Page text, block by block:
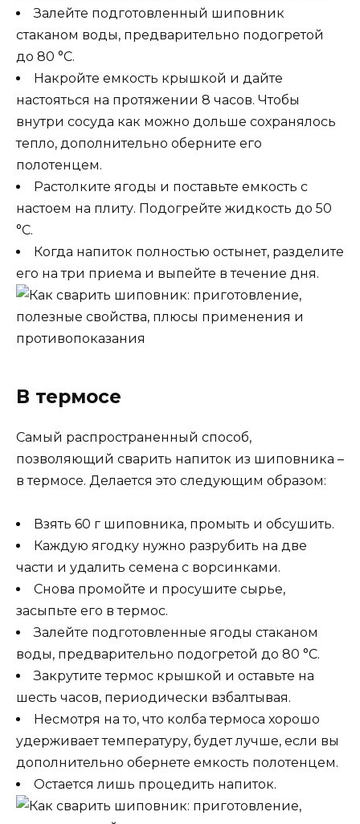
Залейте подготовленный шиповник
стаканом воды, предварительно подогретой
до 80 °C.
Накройте емкость крышкой и дайте
настояться на протяжении 8 часов. Чтобы
внутри сосуда как можно дольше сохранялось
тепло, дополнительно оберните его
полотенцем.
Растолките ягоды и поставьте емкость с
настоем на плиту. Подогрейте жидкость до 50
°C.
Когда напиток полностью остынет, разделите
его на три приема и выпейте в течение дня.
В термосе
Самый распространенный способ,
позволяющий сварить напиток из шиповника –
в термосе. Делается это следующим образом:
Взять 60 г шиповника, промыть и обсушить.
Каждую ягодку нужно разрубить на две
части и удалить семена с ворсинками.
Снова промойте и просушите сырье,
засыпьте его в термос.
Залейте подготовленные ягоды стаканом
воды, предварительно подогретой до 80 °C.
Закрутите термос крышкой и оставьте на
шесть часов, периодически взбалтывая.
Несмотря на то, что колба термоса хорошо
удерживает температуру, будет лучше, если вы
дополнительно обернете емкость полотенцем.
Остается лишь процедить напиток.